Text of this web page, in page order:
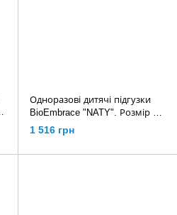
Одноразові дитячі підгузки
BioEmbrace "NATY". Розмір 5
(11-25 кг.), 40 шт. в упаковці.
1 516 грн